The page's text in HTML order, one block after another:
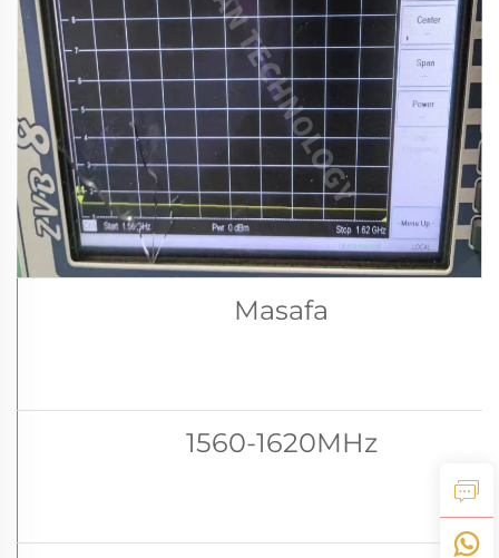
Masafa
1560-1620MHz